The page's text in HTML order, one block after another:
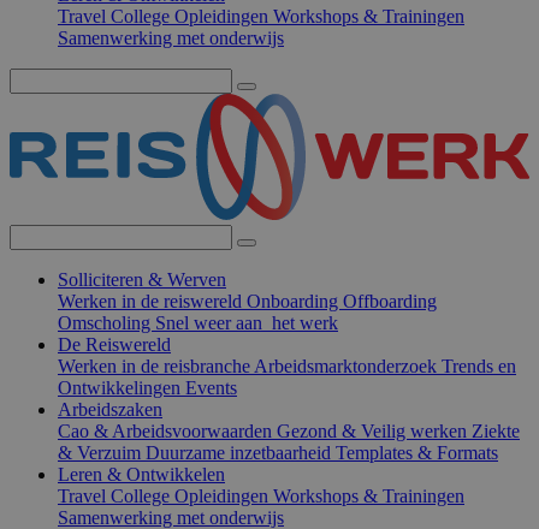
Travel College Opleidingen Workshops & Trainingen
Samenwerking met onderwijs
Solliciteren & Werven
Werken in de reiswereld Onboarding Offboarding
Omscholing Snel weer aan het werk
De Reiswereld
Werken in de reisbranche Arbeidsmarktonderzoek Trends en
Ontwikkelingen Events
Arbeidszaken
Cao & Arbeidsvoorwaarden Gezond & Veilig werken Ziekte
& Verzuim Duurzame inzetbaarheid Templates & Formats
Leren & Ontwikkelen
Travel College Opleidingen Workshops & Trainingen
Samenwerking met onderwijs